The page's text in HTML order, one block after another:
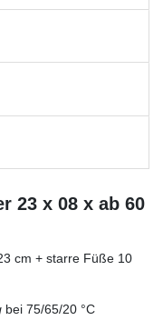
23 x 08 x ab 60
cm + starre Füße 10
bei 75/65/20 °C